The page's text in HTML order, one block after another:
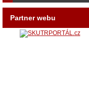
Partner webu